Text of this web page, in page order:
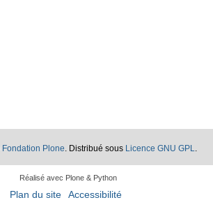
Fondation Plone . Distribué sous Licence GNU GPL
Réalisé avec Plone & Python
Plan du site Accessibilité